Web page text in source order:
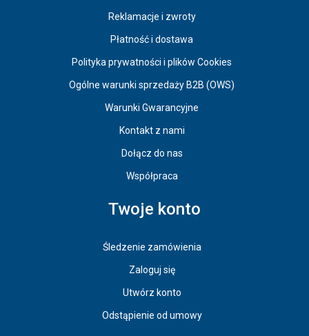
Reklamacje i zwroty
Płatność i dostawa
Polityka prywatności i plików Cookies
Ogólne warunki sprzedaży B2B (OWS)
Warunki Gwarancyjne
Kontakt z nami
Dołącz do nas
Współpraca
Twoje konto
Śledzenie zamówienia
Zaloguj się
Utwórz konto
Odstąpienie od umowy